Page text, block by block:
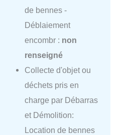
de bennes -
Déblaiement
encombr : non
renseigné
Collecte d'objet ou
déchets pris en
charge par Débarras
et Démolition:
Location de bennes